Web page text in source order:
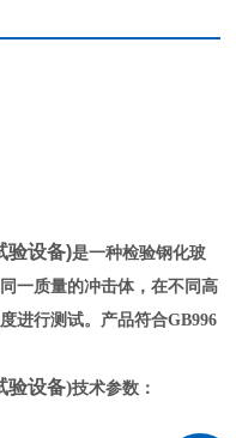
验设备)是一种检验钢化玻
一质量的冲击体，在不同高
进行测试。产品符合GB996
验设备)技术参数：